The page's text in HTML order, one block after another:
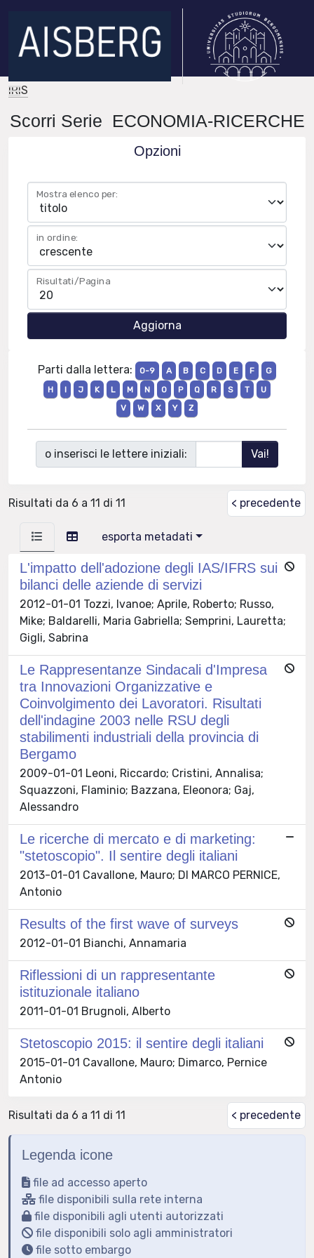
IRIS
Scorri Serie ECONOMIA-RICERCHE
Opzioni
Mostra elenco per:
in ordine:
Risultati/Pagina
Parti dalla lettera: 0-9 A B C D E F
G
H
I J K L M N O P Q R S T
U
V
W X Y Z
o inserisci le lettere iniziali:
Risultati da 6 a 11 di 11 < precedente
esporta metadati
L'impatto dell'adozione degli IAS/IFRS sui
bilanci delle aziende di servizi
2012-01-01 Tozzi, Ivanoe; Aprile, Roberto; Russo,
Mike; Baldarelli, Maria Gabriella; Semprini, Lauretta;
Gigli, Sabrina
Le Rappresentanze Sindacali d'Impresa
tra Innovazioni Organizzative e
Coinvolgimento dei Lavoratori. Risultati
dell'indagine 2003 nelle RSU degli
stabilimenti industriali della provincia di
Bergamo
2009-01-01 Leoni, Riccardo; Cristini, Annalisa;
Squazzoni, Flaminio; Bazzana, Eleonora; Gaj,
Alessandro
Le ricerche di mercato e di marketing:
"stetoscopio". Il sentire degli italiani
2013-01-01 Cavallone, Mauro; DI MARCO PERNICE,
Antonio
Results of the first wave of surveys
2012-01-01 Bianchi, Annamaria
Riflessioni di un rappresentante
istituzionale italiano
2011-01-01 Brugnoli, Alberto
Stetoscopio 2015: il sentire degli italiani
2015-01-01 Cavallone, Mauro; Dimarco, Pernice
Antonio
Risultati da 6 a 11 di 11 < precedente
Legenda icone
file ad accesso aperto
file disponibili sulla rete interna
file disponibili agli utenti autorizzati
file disponibili solo agli amministratori
file sotto embargo